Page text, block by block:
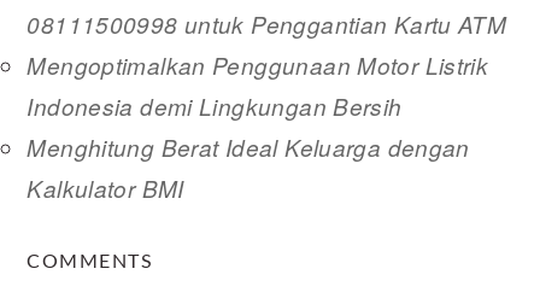
08111500998 untuk Penggantian Kartu ATM
Mengoptimalkan Penggunaan Motor Listrik
Indonesia demi Lingkungan Bersih
Menghitung Berat Ideal Keluarga dengan
Kalkulator BMI
COMMENTS